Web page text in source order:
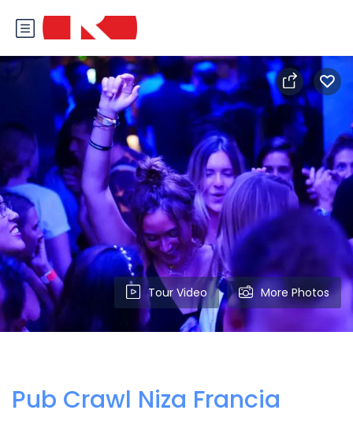
Tour Video More Photos
Pub Crawl Niza Francia